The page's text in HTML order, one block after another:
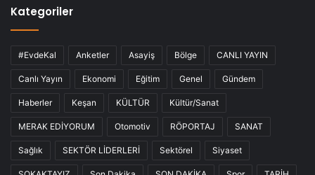
Kategoriler
#EvdeKal Anketler Asayiş Bölge CANLI YAYIN
Canlı Yayın Ekonomi Eğitim Genel Gündem
Haberler Keşan KÜLTÜR Kültür/Sanat
MERAK EDİYORUM Otomotiv RÖPORTAJ SANAT
Sağlık SEKTÖR LİDERLERİ Sektörel Siyaset